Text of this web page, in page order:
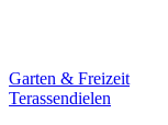
Garten & Freizeit
Terassendielen